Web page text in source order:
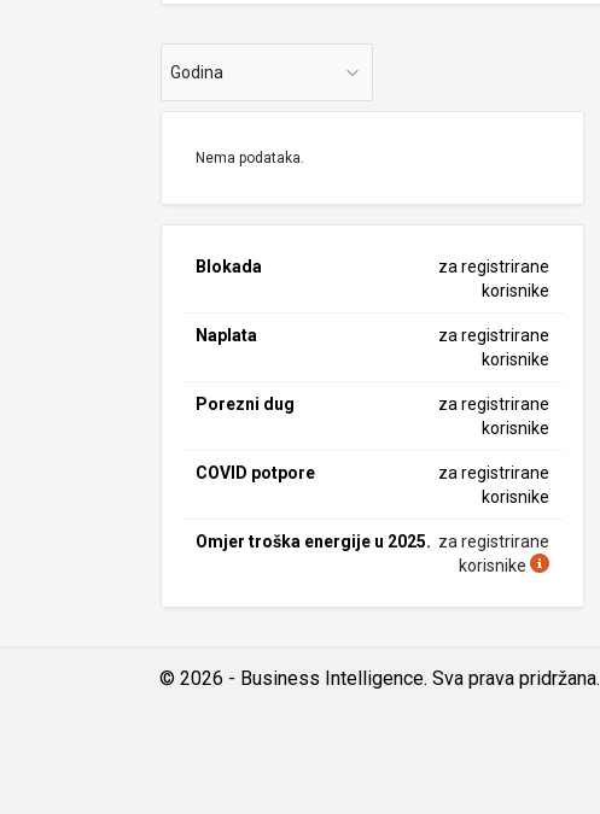
Godina
Nema podataka.
Blokada
za registrirane
korisnike
Naplata
za registrirane
korisnike
Porezni dug
za registrirane
korisnike
COVID potpore
za registrirane
korisnike
Omjer troška energije u 2025. za registrirane
korisnike
© 2026 - Business Intelligence. Sva prava pridržana.